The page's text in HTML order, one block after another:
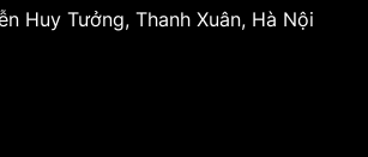
Huy Tưởng, Thanh Xuân, Hà Nội